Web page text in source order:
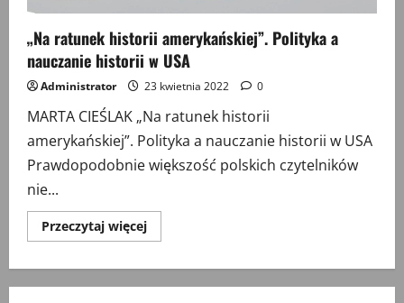
„Na ratunek historii amerykańskiej”. Polityka a
nauczanie historii w USA
Administrator 23 kwietnia 2022 0
MARTA CIEŚLAK „Na ratunek historii
amerykańskiej”. Polityka a nauczanie historii w USA
Prawdopodobnie większość polskich czytelników
nie...
Przeczytaj więcejPrzeczytaj
więcej
historii